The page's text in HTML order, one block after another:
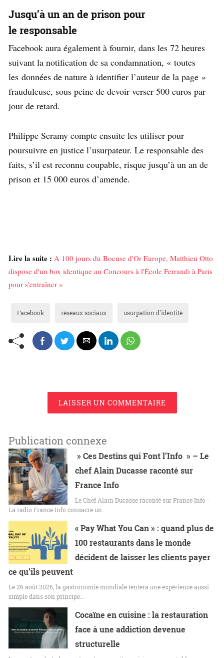
Jusqu’à un an de prison pour
le responsable
Facebook aura également à fournir, dans les 72 heures
suivant la notification de sa condamnation, « toutes
les données de nature à identifier l’auteur de la page »
frauduleuse, sous peine de devoir verser 500 euros par
jour de retard.
Philippe Seramy compte ensuite les utiliser pour
poursuivre en justice l’usurpateur. Le responsable des
faits, s’il est reconnu coupable, risque jusqu’à un an de
prison et 15 000 euros d’amende.
Lire la suite : A 100 jours du Bocuse d'Or Europe, Matthieu Otto
dispose d'un box identique au Concours à l'École Ferrandi à Paris
pour s'entraîner »
Facebook réseaux sociaux usurpation d'identité
LAISSER UN COMMENTAIRE
Publication connexe
» Ces Destins qui Font l’Info » – Le
chef Alain Ducasse raconté sur
France Info
Le Chef Alain Ducasse raconté sur France Info -
La radio France Info consacre un…
« Pay What You Can » : quand plus de
100 restaurants dans le monde
décident de laisser les clients payer
ce qu’ils peuvent
Le 26 août 2026, la gastronomie mondiale tentera une expérience aussi
simple dans son principe…
Cocaïne en cuisine : la restauration
face à une addiction devenue
structurelle